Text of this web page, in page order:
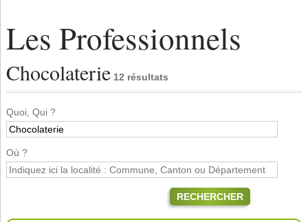
Les Professionnels
Chocolaterie 12 résultats
Quoi, Qui ?
Où ?
RECHERCHER